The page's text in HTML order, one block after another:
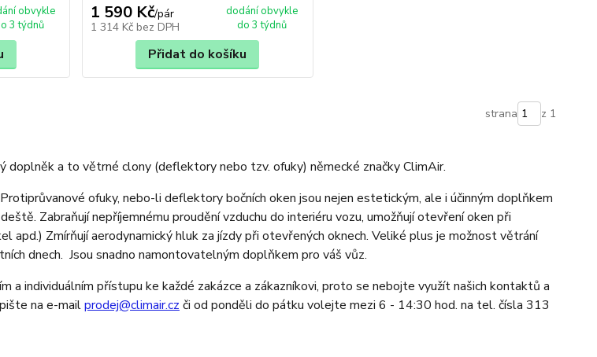
obvykle
3 týdnů
1 590 Kč/pár
1 314 Kč bez DPH
dodání obvykle
do 3 týdnů
Přidat do košíku
strana z 1
doplněk a to větrné clony (deflektory nebo tzv. ofuky) německé značky ClimAir.
ofuky, nebo-li deflektory bočních oken jsou nejen estetickým, ale i účinným doplňkem
Zabraňují nepříjemnému proudění vzduchu do interiéru vozu, umožňují otevření oken při
apd.) Zmírňují aerodynamický hluk za jízdy při otevřených oknech. Veliké plus je možnost větrání
dnech. Jsou snadno namontovatelným doplňkem pro váš vůz.
a individuálním přístupu ke každé zakázce a zákazníkovi, proto se nebojte využít našich kontaktů a
na e-mailprodej@climair.cz či od ponděli do pátku volejte mezi 6 - 14:30 hod. na tel. čísla 313